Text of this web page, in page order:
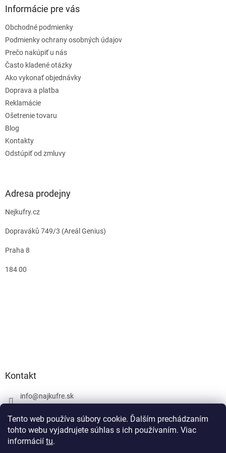
Tento web používa súbory cookie. Ďalším prechádzaním
tohto webu vyjadrujete súhlas s ich používaním. Viac
informácií tu.
Informácie pre vás
Obchodné podmienky
Podmienky ochrany osobných údajov
Prečo nakúpiť u nás
Často kladené otázky
Ako vykonať objednávky
Doprava a platba
Reklamácie
Ošetrenie tovaru
Blog
Kontakty
Odstúpiť od zmluvy
Adresa prodejny
Nejkufry.cz
Dopraváků 749/3 (Areál Genius)
Praha 8
184 00
Kontakt
info@najkufre.sk
Facebook